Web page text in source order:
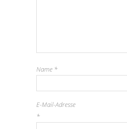
Name *
E-Mail-Adresse
*